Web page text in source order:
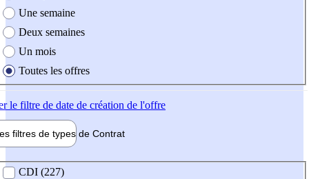
Une semaine
Deux semaines
Un mois
Toutes les offres
le filtre de date de création de l'offre
filtres de types de Contrat
contrat
CDI (227)